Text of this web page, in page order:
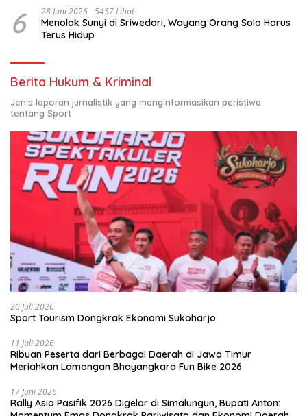
6 28 Juni 2026 5457 Lihat
Menolak Sunyi di Sriwedari, Wayang Orang Solo Harus
Terus Hidup
Berita Hukum & Kriminal
Jenis laporan jurnalistik yang menginformasikan peristiwa
tentang Sport
20 Juli 2026
Sport Tourism Dongkrak Ekonomi Sukoharjo
11 Juli 2026
Ribuan Peserta dari Berbagai Daerah di Jawa Timur
Meriahkan Lamongan Bhayangkara Fun Bike 2026
17 Juni 2026
Rally Asia Pasifik 2026 Digelar di Simalungun, Bupati Anton: